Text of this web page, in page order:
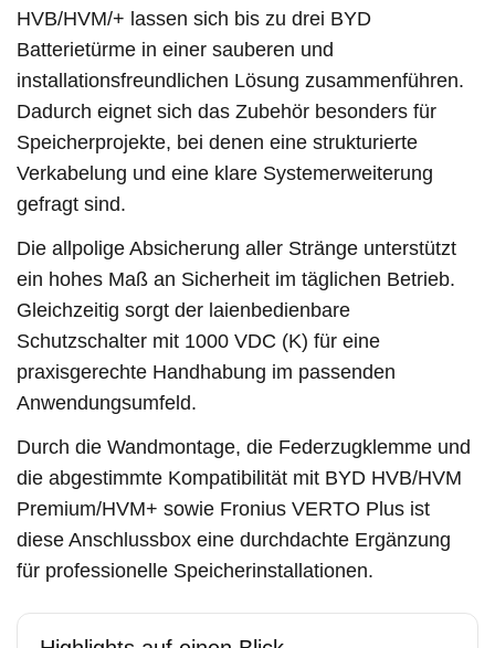
HVB/HVM/+ lassen sich bis zu drei BYD
Batterietürme in einer sauberen und
installationsfreundlichen Lösung zusammenführen.
Dadurch eignet sich das Zubehör besonders für
Speicherprojekte, bei denen eine strukturierte
Verkabelung und eine klare Systemerweiterung
gefragt sind.
Die allpolige Absicherung aller Stränge unterstützt
ein hohes Maß an Sicherheit im täglichen Betrieb.
Gleichzeitig sorgt der laienbedienbare
Schutzschalter mit 1000 VDC (K) für eine
praxisgerechte Handhabung im passenden
Anwendungsumfeld.
Durch die Wandmontage, die Federzugklemme und
die abgestimmte Kompatibilität mit BYD HVB/HVM
Premium/HVM+ sowie Fronius VERTO Plus ist
diese Anschlussbox eine durchdachte Ergänzung
für professionelle Speicherinstallationen.